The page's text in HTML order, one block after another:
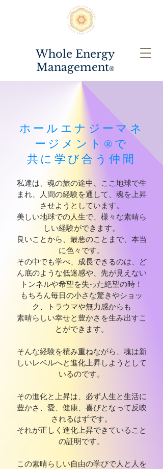
Whole Energy
Management®️
ホールエナジーマネ
ージメント®️で
​共に学び合う仲間
私達は、魂の旅の途中、ここ地球で生
まれ、人間の経験を通して、魂を上昇
させようとしています。
美しい地球での人生で、様々な素晴ら
しい経験ができます。
良いことから、最悪のことまで、本当
に色々です。
その中でも学べ、成長できるのは、ど
ん底のような低迷感や、先が見えない
トンネルや希望を失った絶望の時！
もちろん毎日の小さな驚きやショッ
ク、トラウマや無力感からも
素晴らしい幸せと豊かさを生み出すこ
とができます。
そんな経験を積み重ねながら、魂は新
しいレベルへと進化上昇しようとして
いるのです。
その進化と上昇は、必ず人生と生活に
豊かさ、愛、健康、喜びとなって反映
されるはずです。
それが正しく進化上昇できていること
の証明です。
この素晴らしい自由の学びで人と人を